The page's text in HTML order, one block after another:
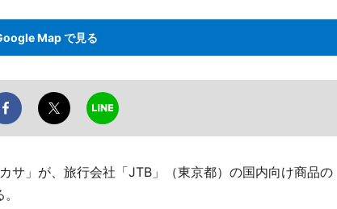
Map で見る
サ」が、旅行会社「JTB」（東京都）の国内向け商品の